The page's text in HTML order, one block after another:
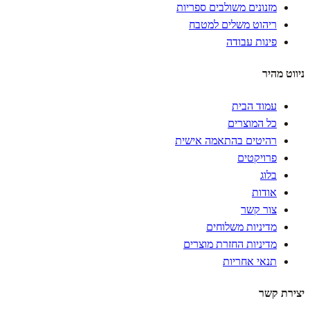
מזנונים משולבים ספריות
ריהוט משלים למטבח
פינות עבודה
ניווט מהיר
עמוד הבית
כל המוצרים
רהיטים בהתאמה אישית
פרויקטים
בלוג
אודות
צור קשר
מדיניות משלוחים
מדיניות החזרת מוצרים
תנאי אחריות
יצירת קשר